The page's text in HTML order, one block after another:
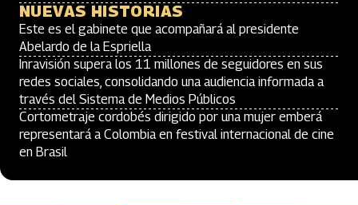
NUEVAS HISTORIAS
Este es el gabinete que acompañará al presidente
Abelardo de la Espriella
Inravisión supera los 11 millones de seguidores en sus
redes sociales, consolidando una audiencia informada a
través del Sistema de Medios Públicos
Cortometraje cordobés dirigido por una mujer emberá
representará a Colombia en festival internacional de cine
en Brasil